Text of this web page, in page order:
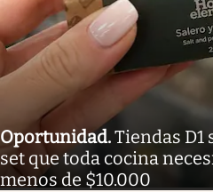
Oportunidad.Tiendas D1
set que toda cocina
menos de $10.000